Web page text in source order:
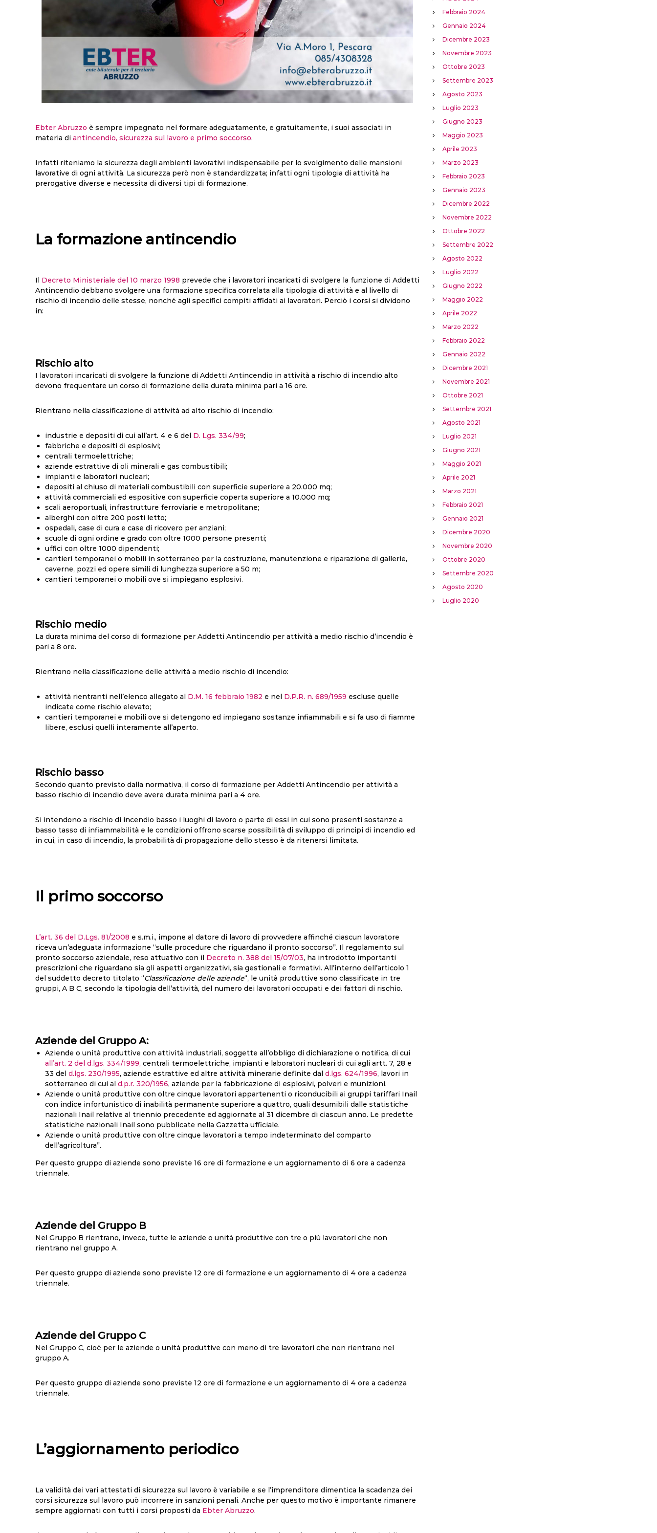
Ebter Abruzzo è sempre impegnato nel formare adeguatamente, e gratuitamente, i suoi associati in
materia di antincendio, sicurezza sul lavoro e primo soccorso.
Infatti riteniamo la sicurezza degli ambienti lavorativi indispensabile per lo svolgimento delle mansioni
lavorative di ogni attività. La sicurezza però non è standardizzata; infatti ogni tipologia di attività ha
prerogative diverse e necessita di diversi tipi di formazione.
La formazione antincendio
Il Decreto Ministeriale del 10 marzo 1998 prevede che i lavoratori incaricati di svolgere la funzione di Addetti
Antincendio debbano svolgere una formazione specifica correlata alla tipologia di attività e al livello di
rischio di incendio delle stesse, nonché agli specifici compiti affidati ai lavoratori. Perciò i corsi si dividono
in:
Rischio alto
I lavoratori incaricati di svolgere la funzione di Addetti Antincendio in attività a rischio di incendio alto
devono frequentare un corso di formazione della durata minima pari a 16 ore.
Rientrano nella classificazione di attività ad alto rischio di incendio:
industrie e depositi di cui all’art. 4 e 6 del D. Lgs. 334/99;
fabbriche e depositi di esplosivi;
centrali termoelettriche;
aziende estrattive di oli minerali e gas combustibili;
impianti e laboratori nucleari;
depositi al chiuso di materiali combustibili con superficie superiore a 20.000 mq;
attività commerciali ed espositive con superficie coperta superiore a 10.000 mq;
scali aeroportuali, infrastrutture ferroviarie e metropolitane;
alberghi con oltre 200 posti letto;
ospedali, case di cura e case di ricovero per anziani;
scuole di ogni ordine e grado con oltre 1000 persone presenti;
uffici con oltre 1000 dipendenti;
cantieri temporanei o mobili in sotterraneo per la costruzione, manutenzione e riparazione di gallerie,
caverne, pozzi ed opere simili di lunghezza superiore a 50 m;
cantieri temporanei o mobili ove si impiegano esplosivi.
Rischio medio
La durata minima del corso di formazione per Addetti Antincendio per attività a medio rischio d’incendio è
pari a 8 ore.
Rientrano nella classificazione delle attività a medio rischio di incendio:
attività rientranti nell’elenco allegato al D.M. 16 febbraio 1982 e nel D.P.R. n. 689/1959 escluse quelle
indicate come rischio elevato;
cantieri temporanei e mobili ove si detengono ed impiegano sostanze infiammabili e si fa uso di fiamme
libere, esclusi quelli interamente all’aperto.
Rischio basso
Secondo quanto previsto dalla normativa, il corso di formazione per Addetti Antincendio per attività a
basso rischio di incendio deve avere durata minima pari a 4 ore.
Si intendono a rischio di incendio basso i luoghi di lavoro o parte di essi in cui sono presenti sostanze a
basso tasso di infiammabilità e le condizioni offrono scarse possibilità di sviluppo di principi di incendio ed
in cui, in caso di incendio, la probabilità di propagazione dello stesso è da ritenersi limitata.
Il primo soccorso
L’art. 36 del D.Lgs. 81/2008 e s.m.i., impone al datore di lavoro di provvedere affinché ciascun lavoratore
riceva un’adeguata informazione “sulle procedure che riguardano il pronto soccorso”. Il regolamento sul
pronto soccorso aziendale, reso attuativo con il Decreto n. 388 del 15/07/03, ha introdotto importanti
prescrizioni che riguardano sia gli aspetti organizzativi, sia gestionali e formativi. All’interno dell’articolo 1
del suddetto decreto titolato “Classificazione delle aziende“, le unità produttive sono classificate in tre
gruppi, A B C, secondo la tipologia dell’attività, del numero dei lavoratori occupati e dei fattori di rischio.
Aziende del Gruppo A:
Aziende o unità produttive con attività industriali, soggette all’obbligo di dichiarazione o notifica, di cui
all’art. 2 del d.lgs. 334/1999, centrali termoelettriche, impianti e laboratori nucleari di cui agli artt. 7, 28 e
33 del d.lgs. 230/1995, aziende estrattive ed altre attività minerarie definite dal d.lgs. 624/1996, lavori in
sotterraneo di cui al d.p.r. 320/1956, aziende per la fabbricazione di esplosivi, polveri e munizioni.
Aziende o unità produttive con oltre cinque lavoratori appartenenti o riconducibili ai gruppi tariffari Inail
con indice infortunistico di inabilità permanente superiore a quattro, quali desumibili dalle statistiche
nazionali Inail relative al triennio precedente ed aggiornate al 31 dicembre di ciascun anno. Le predette
statistiche nazionali Inail sono pubblicate nella Gazzetta ufficiale.
Aziende o unità produttive con oltre cinque lavoratori a tempo indeterminato del comparto
dell’agricoltura”.
Per questo gruppo di aziende sono previste 16 ore di formazione e un aggiornamento di 6 ore a cadenza
triennale.
Aziende del Gruppo B
Nel Gruppo B rientrano, invece, tutte le aziende o unità produttive con tre o più lavoratori che non
rientrano nel gruppo A.
Per questo gruppo di aziende sono previste 12 ore di formazione e un aggiornamento di 4 ore a cadenza
triennale.
Aziende del Gruppo C
Nel Gruppo C, cioè per le aziende o unità produttive con meno di tre lavoratori che non rientrano nel
gruppo A.
Per questo gruppo di aziende sono previste 12 ore di formazione e un aggiornamento di 4 ore a cadenza
triennale.
L’aggiornamento periodico
La validità dei vari attestati di sicurezza sul lavoro è variabile e se l’imprenditore dimentica la scadenza dei
corsi sicurezza sul lavoro può incorrere in sanzioni penali. Anche per questo motivo è importante rimanere
sempre aggiornati con tutti i corsi proposti da Ebter Abruzzo.
Febbraio 2024
Gennaio 2024
Dicembre 2023
Novembre 2023
Ottobre 2023
Settembre 2023
Agosto 2023
Luglio 2023
Giugno 2023
Maggio 2023
Aprile 2023
Marzo 2023
Febbraio 2023
Gennaio 2023
Dicembre 2022
Novembre 2022
Ottobre 2022
Settembre 2022
Agosto 2022
Luglio 2022
Giugno 2022
Maggio 2022
Aprile 2022
Marzo 2022
Febbraio 2022
Gennaio 2022
Dicembre 2021
Novembre 2021
Ottobre 2021
Settembre 2021
Agosto 2021
Luglio 2021
Giugno 2021
Maggio 2021
Aprile 2021
Marzo 2021
Febbraio 2021
Gennaio 2021
Dicembre 2020
Novembre 2020
Ottobre 2020
Settembre 2020
Agosto 2020
Luglio 2020